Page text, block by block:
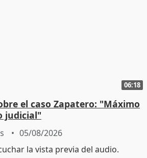
06:18
el caso Zapatero: "Máximo
judicial"
05/08/2026